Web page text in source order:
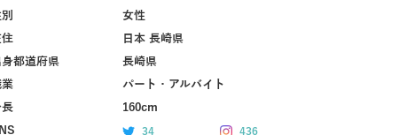
女性
日本 長崎県
身都道府県
長崎県
パート・アルバイト
長
160cm
34 436